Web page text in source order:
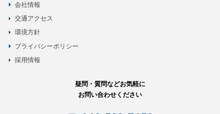
会社情報
交通アクセス
環境方針
プライバシーポリシー
採用情報
疑問・質問などお気軽に
お問い合わせください